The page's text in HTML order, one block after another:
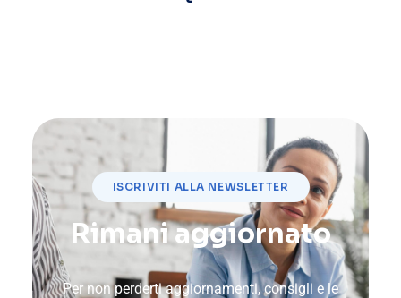
ISCRIVITI ALLA NEWSLETTER
Rimani aggiornato
Per non perderti aggiornamenti, consigli e le